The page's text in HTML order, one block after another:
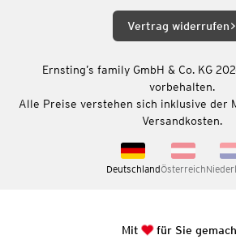
Vertrag widerrufen
Ernsting’s family GmbH & Co. KG
vorbehalten.
Alle Preise verstehen sich inklusive der
Versandkosten.
DeutschlandÖsterreich
Mit für Sie